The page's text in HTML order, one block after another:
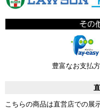
豊富なお支払
こちらの商品は直営店での展